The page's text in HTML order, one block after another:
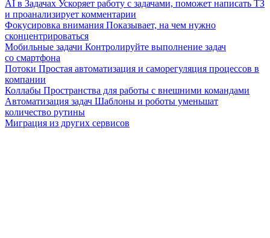
AI в Задачах Ускоряет работу с задачами, поможет написать ТЗ
и проанализирует комментарии
Фокусировка внимания Показывает, на чем нужно
сконцентрироваться
Мобильные задачи Контролируйте выполнение задач
со смартфона
Потоки Простая автоматизация и саморегуляция процессов в
компании
Коллабы Пространства для работы с внешними командами
Автоматизация задач Шаблоны и роботы уменьшат
количество рутины
Миграция из других сервисов